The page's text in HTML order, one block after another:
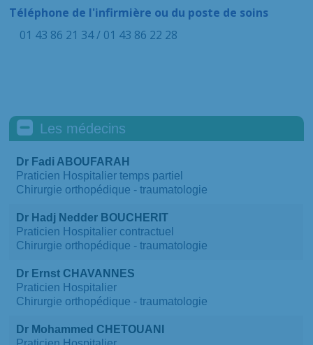
Téléphone de l'infirmière ou du poste de soins
01 43 86 21 34 / 01 43 86 22 28
Les médecins
Dr Fadi ABOUFARAH
Praticien Hospitalier temps partiel
Chirurgie orthopédique - traumatologie
Dr Hadj Nedder BOUCHERIT
Praticien Hospitalier contractuel
Chirurgie orthopédique - traumatologie
Dr Ernst CHAVANNES
Praticien Hospitalier
Chirurgie orthopédique - traumatologie
Dr Mohammed CHETOUANI